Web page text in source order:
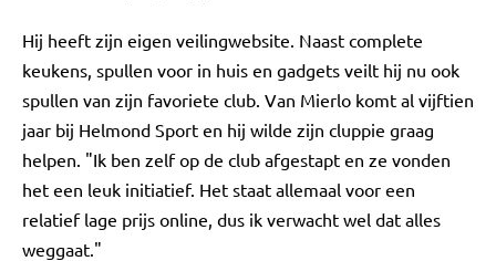
Hij heeft zijn eigen veilingwebsite. Naast complete
keukens, spullen voor in huis en gadgets veilt hij nu ook
spullen van zijn favoriete club. Van Mierlo komt al vijftien
jaar bij Helmond Sport en hij wilde zijn cluppie graag
helpen. "Ik ben zelf op de club afgestapt en ze vonden
het een leuk initiatief. Het staat allemaal voor een
relatief lage prijs online, dus ik verwacht wel dat alles
weggaat."